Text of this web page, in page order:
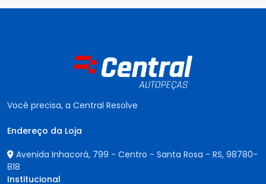
Você precisa, a Central Resolve
Endereço da Loja
Avenida Inhacorá, 799 - Centro - Santa Rosa - RS, 98780-
818
Institucional